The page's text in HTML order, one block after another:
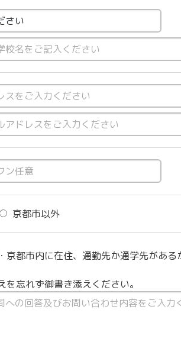
京都市以外
京都市内に在住、通勤先か通学先がある
忘れず御書き添えください。